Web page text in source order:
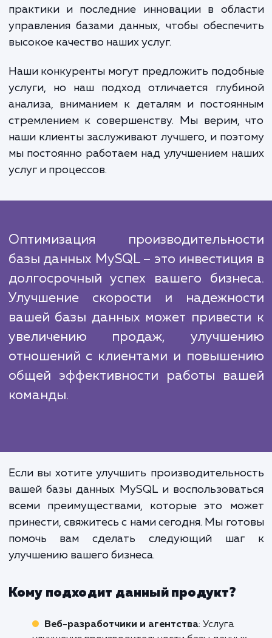
продаж и доходов. Во-вторых,
может снизить нагрузку на ваш сервер,
повысит его стабильность и увеличит его
экономить ресурсы, поскольку
база данных требует меньше
пространства для хранения.
Наша команда экспертов проводит
улучшению производительности базы
алгоритмам. Мы ориентируемся на
управления базами данных, чтобы
высокое качество наших услуг.
Наши конкуренты могут предложить
услуги, но наш подход отличается
анализа, вниманием к деталям и
стремлением к совершенству. Мы верим,
наши клиенты заслуживают лучшего, и
мы постоянно работаем над улучшением
услуг и процессов.
Оптимизация
базы данных MySQL – это
долгосрочный успех вашего
Улучшение скорости и
вашей базы данных может
увеличению продаж,
общей эффективности работы